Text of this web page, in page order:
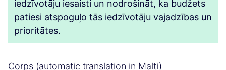
iedzīvotāju iesaisti un nodrošināt, ka budžets
patiesi atspoguļo tās iedzīvotāju vajadzības un
prioritātes.
Corps (automatic translation in Malti)